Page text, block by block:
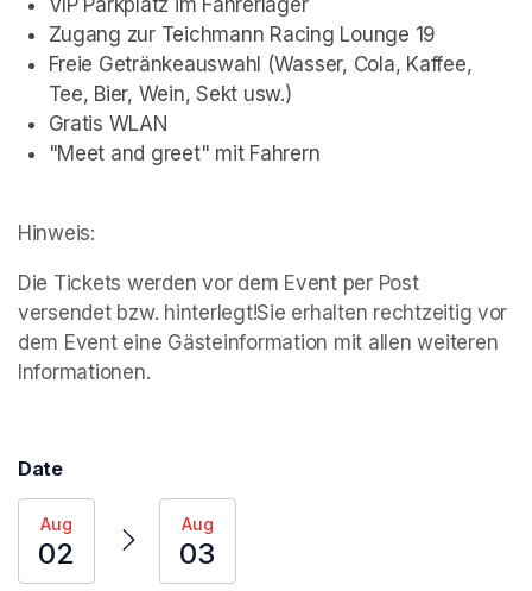
VIP Parkplatz im Fahrerlager
Zugang zur Teichmann Racing Lounge 19
Freie Getränkeauswahl (Wasser, Cola, Kaffee,
Tee, Bier, Wein, Sekt usw.)
Gratis WLAN
"Meet and greet" mit Fahrern
Hinweis:
Die Tickets werden vor dem Event per Post
versendet bzw. hinterlegt!Sie erhalten rechtzeitig vor
dem Event eine Gästeinformation mit allen weiteren
Informationen.
Date
Aug
02
Aug
03